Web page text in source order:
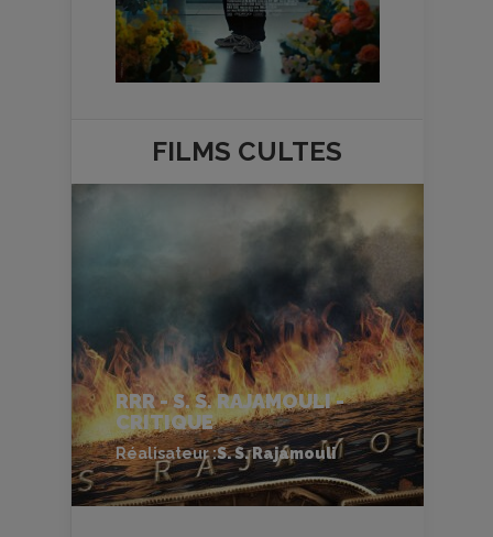
FILMS CULTES
RRR - S. S. RAJAMOULI -
CRITIQUE
Réalisateur :S. S. Rajamouli